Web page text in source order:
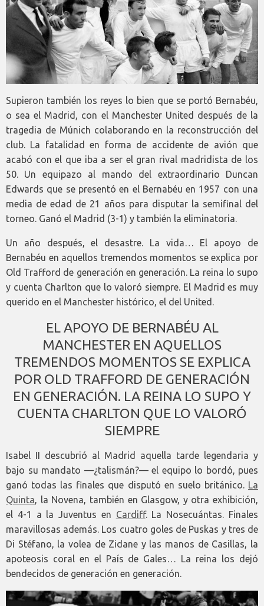
Supieron también los reyes lo bien que se portó Bernabéu,
o sea el Madrid, con el Manchester United después de la
tragedia de Múnich colaborando en la reconstrucción del
club. La fatalidad en forma de accidente de avión que
acabó con el que iba a ser el gran rival madridista de los
50. Un equipazo al mando del extraordinario Duncan
Edwards que se presentó en el Bernabéu en 1957 con una
media de edad de 21 años para disputar la semifinal del
torneo. Ganó el Madrid (3-1) y también la eliminatoria.
Un año después, el desastre. La vida… El apoyo de
Bernabéu en aquellos tremendos momentos se explica por
Old Trafford de generación en generación. La reina lo supo
y cuenta Charlton que lo valoró siempre. El Madrid es muy
querido en el Manchester histórico, el del United.
EL APOYO DE BERNABÉU AL
MANCHESTER EN AQUELLOS
TREMENDOS MOMENTOS SE EXPLICA
POR OLD TRAFFORD DE GENERACIÓN
EN GENERACIÓN. LA REINA LO SUPO Y
CUENTA CHARLTON QUE LO VALORÓ
SIEMPRE
Isabel II descubrió al Madrid aquella tarde legendaria y
bajo su mandato —¿talismán?— el equipo lo bordó, pues
ganó todas las finales que disputó en suelo británico. La
Quinta, la Novena, también en Glasgow, y otra exhibición,
el 4-1 a la Juventus en Cardiff. La Nosecuántas. Finales
maravillosas además. Los cuatro goles de Puskas y tres de
Di Stéfano, la volea de Zidane y las manos de Casillas, la
apoteosis coral en el País de Gales… La reina los dejó
bendecidos de generación en generación.